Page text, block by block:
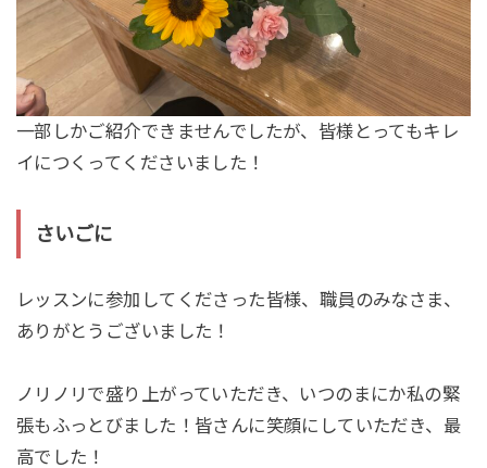
一部しかご紹介できませんでしたが、皆様とってもキレ
イにつくってくださいました！
さいごに
レッスンに参加してくださった皆様、職員のみなさま、
ありがとうございました！
ノリノリで盛り上がっていただき、いつのまにか私の緊
張もふっとびました！皆さんに笑顔にしていただき、最
高でした！